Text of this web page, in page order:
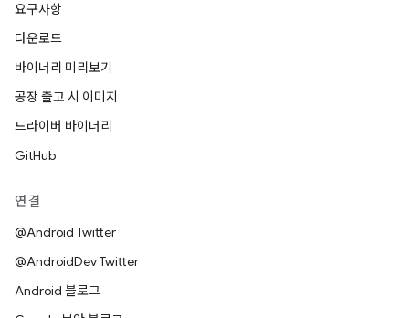
요구사항
다운로드
바이너리 미리보기
공장 출고 시 이미지
드라이버 바이너리
GitHub
연결
@Android Twitter
@AndroidDev Twitter
Android 블로그